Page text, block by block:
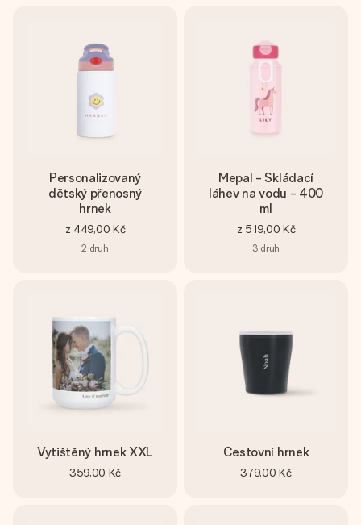
Personalizovaný
dětský přenosný
hrnek
z 449,00 Kč
2 druh
Mepal - Skládací
láhev na vodu - 400
ml
z 519,00 Kč
3 druh
Vytištěný hrnek XXL
359,00 Kč
Cestovní hrnek
379,00 Kč